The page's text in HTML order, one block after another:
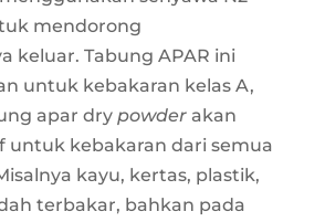
mendorong
keluar. Tabung APAR ini
untuk kebakaran kelas A,
apar dry powder akan
untuk kebakaran dari semua
kayu, kertas, plastik,
terbakar, bahkan pada